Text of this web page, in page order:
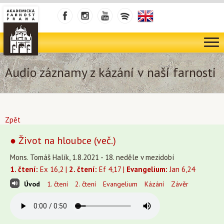
Audio záznamy z kázání v naší farnosti
Zpět
● Život na hloubce (več.)
Mons. Tomáš Halík, 1.8.2021 - 18. neděle v mezidobí
1. čtení: Ex 16,2 | 2. čtení: Ef 4,17 | Evangelium: Jan 6,24
Úvod 1. čtení 2. čtení Evangelium Kázání Závěr